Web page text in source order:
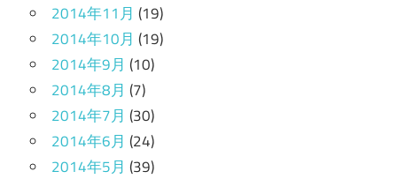
2014年11月 (19)
2014年10月 (19)
2014年9月 (10)
2014年8月 (7)
2014年7月 (30)
2014年6月 (24)
2014年5月 (39)